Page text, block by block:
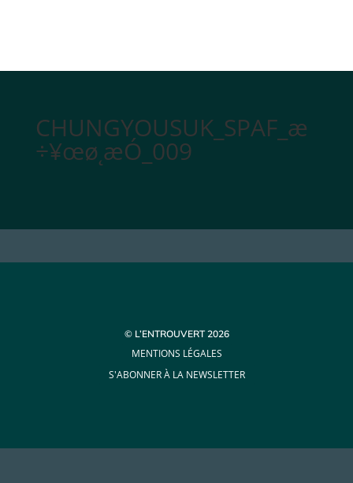
CHUNGYOUSUK_SPAF_æ
÷¥œø˛æÓ_009
© L’ENTROUVERT 2026
MENTIONS LÉGALES
S'ABONNER À LA NEWSLETTER